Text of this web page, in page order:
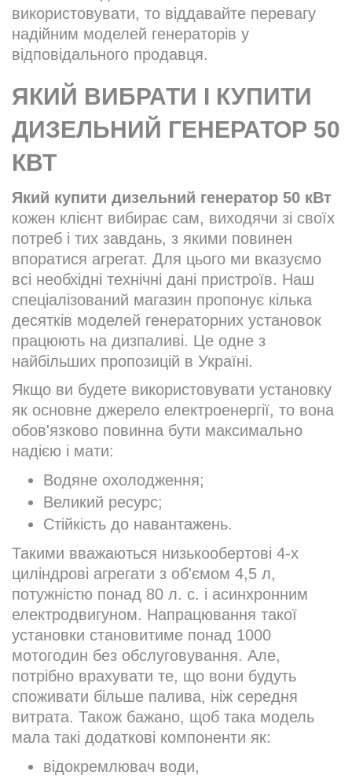
використовувати, то віддавайте перевагу
надійним моделей генераторів у
відповідального продавця.
ЯКИЙ ВИБРАТИ І КУПИТИ
ДИЗЕЛЬНИЙ ГЕНЕРАТОР 50
КВТ
Який купити дизельний генератор 50 кВт
кожен клієнт вибирає сам, виходячи зі своїх
потреб і тих завдань, з якими повинен
впоратися агрегат. Для цього ми вказуємо
всі необхідні технічні дані пристроїв. Наш
спеціалізований магазин пропонує кілька
десятків моделей генераторних установок
працюють на дизпаливі. Це одне з
найбільших пропозицій в Україні.
Якщо ви будете використовувати установку
як основне джерело електроенергії, то вона
обов'язково повинна бути максимально
надією і мати:
Водяне охолодження;
Великий ресурс;
Стійкість до навантажень.
Такими вважаються низькообертові 4-х
циліндрові агрегати з об'ємом 4,5 л,
потужністю понад 80 л. с. і асинхронним
електродвигуном. Напрацювання такої
установки становитиме понад 1000
мотогодин без обслуговування. Але,
потрібно врахувати те, що вони будуть
споживати більше палива, ніж середня
витрата. Також бажано, щоб така модель
мала такі додаткові компоненти як:
відокремлювач води,